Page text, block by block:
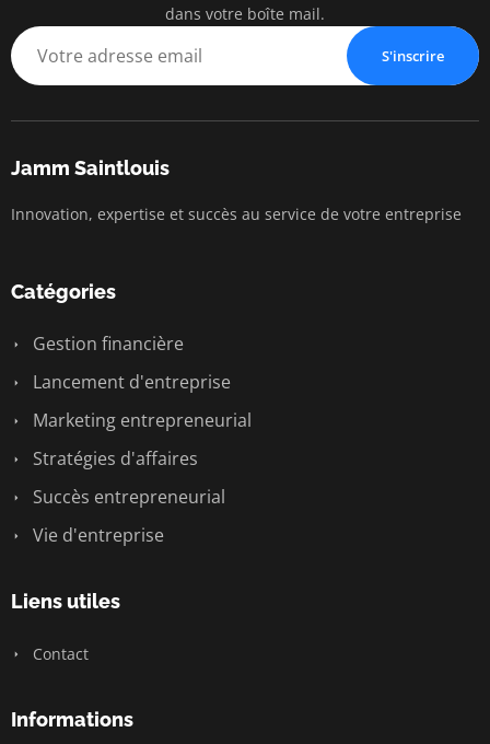
dans votre boîte mail.
S'inscrire
Jamm Saintlouis
Innovation, expertise et succès au service de votre entreprise
Catégories
Gestion financière
Lancement d'entreprise
Marketing entrepreneurial
Stratégies d'affaires
Succès entrepreneurial
Vie d'entreprise
Liens utiles
Contact
Informations